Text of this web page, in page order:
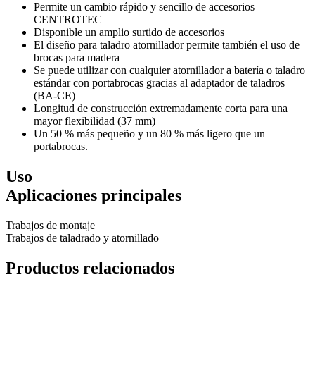
Permite un cambio rápido y sencillo de accesorios
CENTROTEC
Disponible un amplio surtido de accesorios
El diseño para taladro atornillador permite también el uso de
brocas para madera
Se puede utilizar con cualquier atornillador a batería o taladro
estándar con portabrocas gracias al adaptador de taladros
(BA-CE)
Longitud de construcción extremadamente corta para una
mayor flexibilidad (37 mm)
Un 50 % más pequeño y un 80 % más ligero que un
portabrocas.
Uso
Aplicaciones principales
Trabajos de montaje
Trabajos de taladrado y atornillado
Productos relacionados